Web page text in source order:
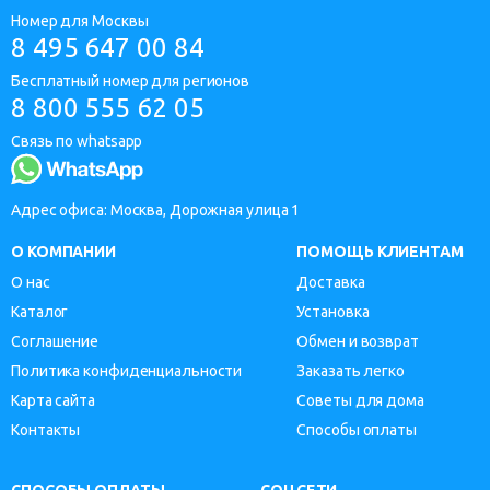
Номер для Москвы
8 495 647 00 84
Бесплатный номер для регионов
8 800 555 62 05
Связь по whatsapp
Адрес офиса: Москва, Дорожная улица 1
О КОМПАНИИ
О нас
Каталог
Соглашение
Политика конфиденциальности
Карта сайта
Контакты
ПОМОЩЬ КЛИЕНТАМ
Доставка
Установка
Обмен и возврат
Заказать легко
Советы для дома
Способы оплаты